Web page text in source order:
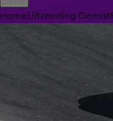
HomeUitzending Gemist